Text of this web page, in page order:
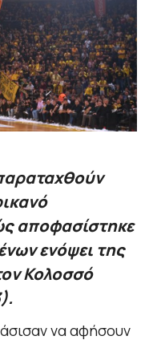
αποφασίστηκε
ενόψει της
Κολοσσό
να αφήσουν